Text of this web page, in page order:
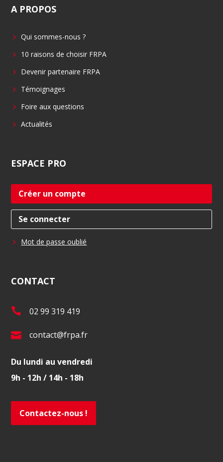
e
o
o
k
d
i
A PROPOS
Qui sommes-nous ?
10 raisons de choisir FRPA
Devenir partenaire FRPA
Témoignages
Foire aux questions
Actualités
ESPACE PRO
Créer un compte
Se connecter
Mot de passe oublié
CONTACT
T
l
.
:
02 99 319 419
E
m
a
:
contact@frpa.fr
Du lundi au vendredi
9h - 12h / 14h - 18h
Contactez-nous !